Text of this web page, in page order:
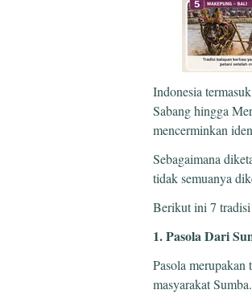
Indonesia
Sabang hingga
mencerminkan
Sebagaimana
tidak semuanya
Berikut ini 7
1. Pasola Dari
Pasola
masyarakat Sumba.